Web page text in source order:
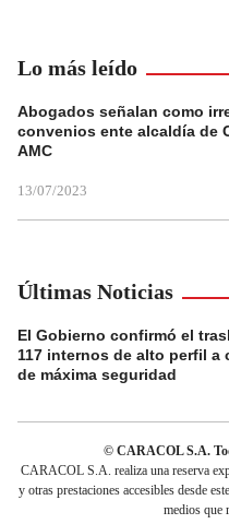
Lo más leído
Abogados señalan como
convenios ente alcaldía de
AMC
13/07/2023
Últimas Noticias
El Gobierno confirmó el
117 internos de alto perfil a
de máxima seguridad
© CARACOL S.A.
CARACOL S.A. realiza una reserva
y otras prestaciones accesibles desde
medios que